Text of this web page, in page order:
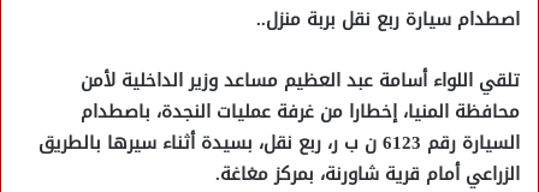
اصطدام سيارة ربع نقل بربة منزل..
تلقي اللواء أسامة عبد العظيم مساعد وزير الداخلية لأمن
محافظة المنيا، إخطارا من غرفة عمليات النجدة، باصطدام
السيارة رقم 6123 ن ب ر، ربع نقل، بسيدة أثناء سيرها بالطريق
الزراعي أمام قرية شاورنة، بمركز مغاغة.